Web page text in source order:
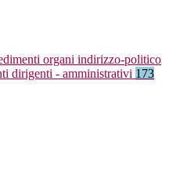
organi indirizzo-politico
dirigenti - amministrativi 173